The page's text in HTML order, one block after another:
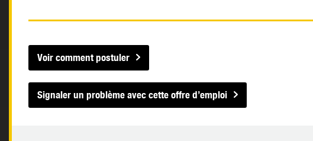
Voir comment postuler
Signaler un problème avec cette offre d’emploi